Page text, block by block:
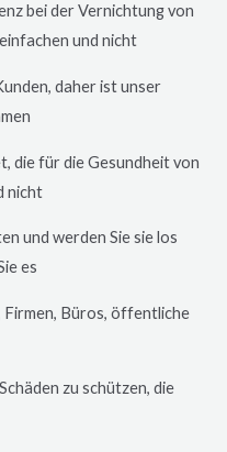
bei der Vernichtung von
und nicht
daher ist unser
die für die Gesundheit von
nicht
und werden Sie sie los
es
Büros, öffentliche
zu schützen, die